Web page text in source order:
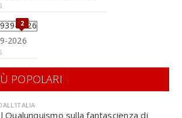
2
2026
POPOLARI
Qualunquismo sulla fantascienza di